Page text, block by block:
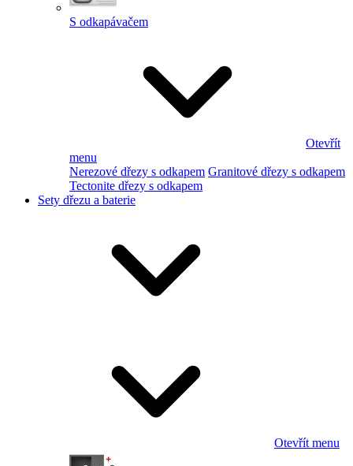
S odkapávačem
Otevřít
menu
Nerezové dřezy s odkapem Granitové dřezy s odkapem
Tectonite dřezy s odkapem
Sety dřezu a baterie
Otevřít menu